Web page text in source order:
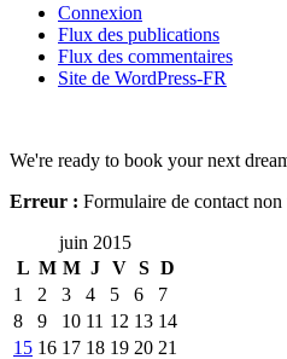
Connexion
Flux des publications
Flux des commentaires
Site de WordPress-FR
We're ready to book your next
Erreur : Formulaire de contact
juin 2015
L M M J V S D
1
2 3 4 5 6
7
8
9 10 11 12 13 14
15 16 17 18 19 20 21